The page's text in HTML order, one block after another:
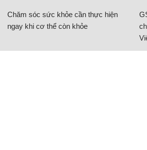
Chăm sóc sức khỏe cần thực hiện
ngay khi cơ thể còn khỏe